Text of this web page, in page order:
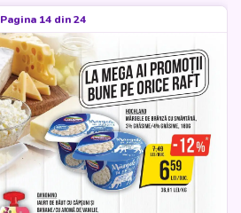
Pagina 14 din 24